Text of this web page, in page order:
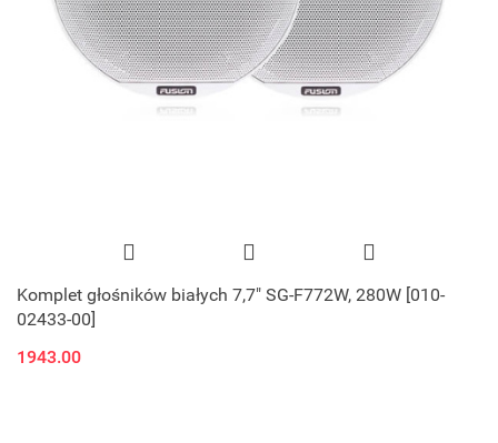
Komplet głośników białych 7,7" SG-F772W, 280W [010-
02433-00]
1943.00